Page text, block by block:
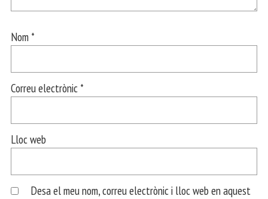
Nom *
Correu electrònic *
Lloc web
Desa el meu nom, correu electrònic i lloc web en aquest